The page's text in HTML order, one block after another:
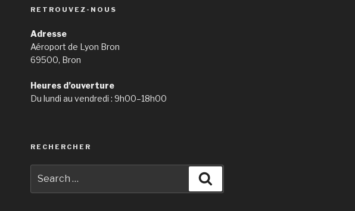
RETROUVEZ-NOUS
Adresse
Aéroport de Lyon Bron
69500, Bron
Heures d’ouverture
Du lundi au vendredi : 9h00–18h00
RECHERCHER
for: